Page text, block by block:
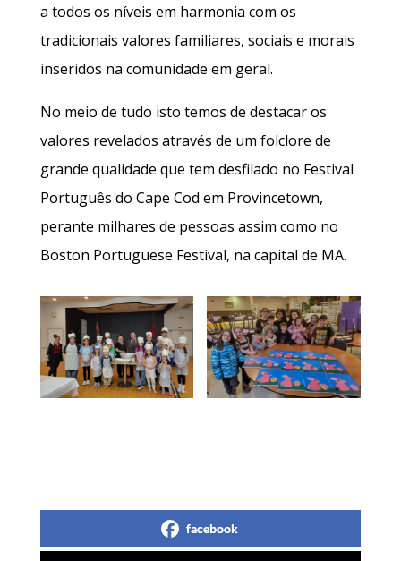
a todos os níveis em harmonia com os
tradicionais valores familiares, sociais e morais
inseridos na comunidade em geral.
No meio de tudo isto temos de destacar os
valores revelados através de um folclore de
grande qualidade que tem desfilado no Festival
Português do Cape Cod em Provincetown,
perante milhares de pessoas assim como no
Boston Portuguese Festival, na capital de MA.
facebook